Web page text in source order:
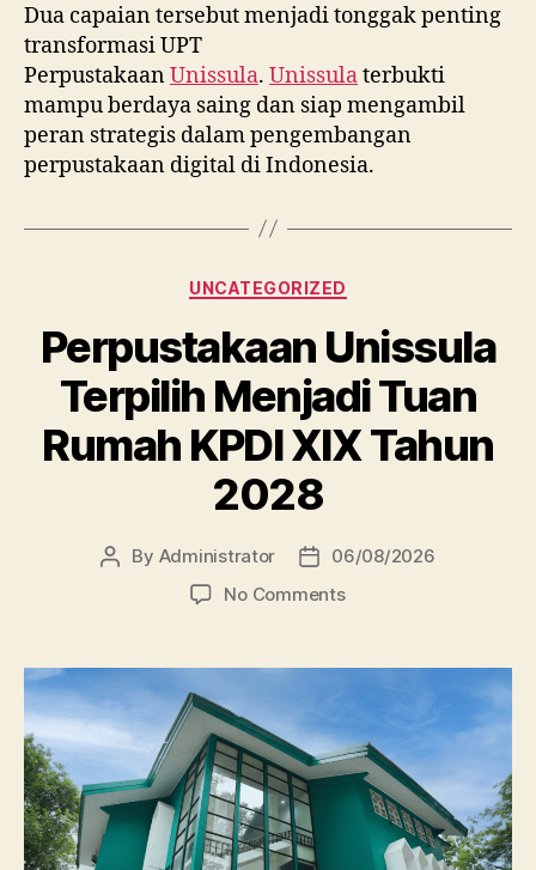
Dua capaian tersebut menjadi tonggak penting
transformasi UPT
PerpustakaanUnissula. Unissulaterbukti
mampu berdaya saing dan siap mengambil
peran strategis dalam pengembangan
perpustakaan digital di Indonesia.
Categories
UNCATEGORIZED
Perpustakaan Unissula
Terpilih Menjadi Tuan
Rumah KPDI XIX Tahun
2028
Post
By Administrator
Post
date
06/08/2026
No Commentson
Terpilih
Rumah
KPDI
XIX
Tahun
2028